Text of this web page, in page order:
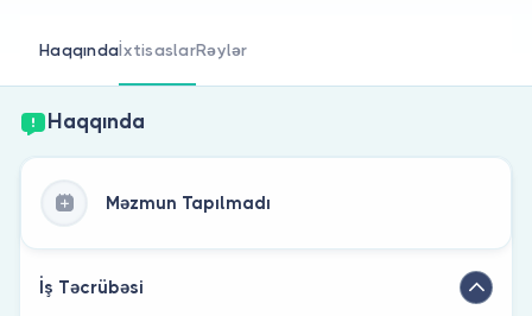
HaqqındaİxtisaslarRəylər
Haqqında
Məzmun Tapılmadı
İş Təcrübəsi